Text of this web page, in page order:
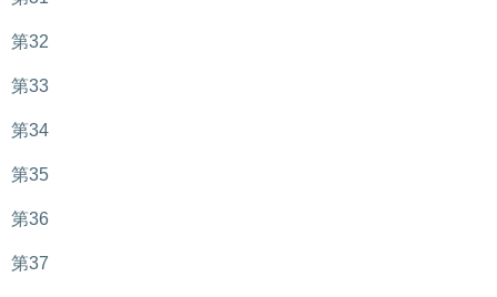
第32
第33
第34
第35
第36
第37